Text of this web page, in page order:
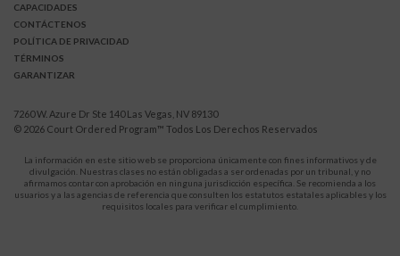
CAPACIDADES
CONTÁCTENOS
POLÍTICA DE PRIVACIDAD
TÉRMINOS
GARANTIZAR
7260 W. Azure Dr Ste 140 Las Vegas, NV 89130
© 2026 Court Ordered Program™ Todos Los Derechos Reservados
La información en este sitio web se proporciona únicamente con fines informativos y de
divulgación. Nuestras clases no están obligadas a ser ordenadas por un tribunal, y no
afirmamos contar con aprobación en ninguna jurisdicción específica. Se recomienda a los
usuarios y a las agencias de referencia que consulten los estatutos estatales aplicables y los
requisitos locales para verificar el cumplimiento.